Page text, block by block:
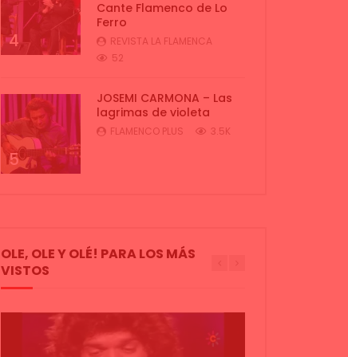
4
Cante Flamenco de Lo
Ferro
REVISTA LA FLAMENCA
52
5
JOSEMI CARMONA – Las
lagrimas de violeta
FLAMENCO PLUS 3.5K
OLE, OLE Y OLÉ! PARA LOS MÁS
VISTOS